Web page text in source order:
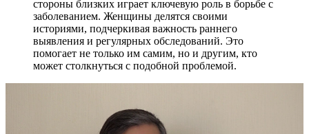
стороны близких играет ключевую роль в борьбе с
заболеванием. Женщины делятся своими
историями, подчеркивая важность раннего
выявления и регулярных обследований. Это
помогает не только им самим, но и другим, кто
может столкнуться с подобной проблемой.